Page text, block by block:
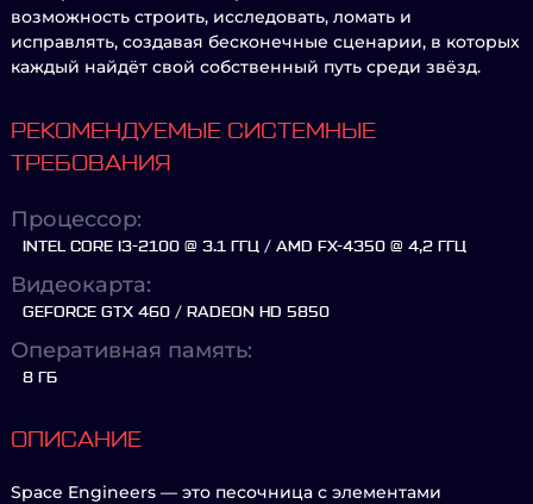
возможность строить, исследовать, ломать и
исправлять, создавая бесконечные сценарии, в которых
каждый найдёт свой собственный путь среди звёзд.
РЕКОМЕНДУЕМЫЕ СИСТЕМНЫЕ
ТРЕБОВАНИЯ
Процессор:
INTEL CORE I3-2100 @ 3.1 ГГЦ / AMD FX-4350 @ 4,2 ГГЦ
Видеокарта:
GEFORCE GTX 460 / RADEON HD 5850
Оперативная память:
8 ГБ
ОПИСАНИЕ
Space Engineers — это песочница с элементами